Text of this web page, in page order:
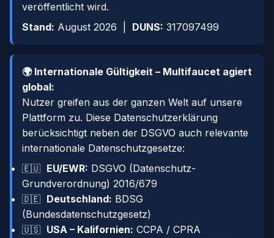
veröffentlicht wird.
Stand: August 2026 | DUNS: 317097499
🌍 Internationale Gültigkeit – Multifaucet agiert
global:
Nutzer greifen aus der ganzen Welt auf unsere
Plattform zu. Diese Datenschutzerklärung
berücksichtigt neben der DSGVO auch relevante
internationale Datenschutzgesetze:
🇪🇺 EU/EWR: DSGVO (Datenschutz-
Grundverordnung) 2016/679
🇩🇪 Deutschland: BDSG
(Bundesdatenschutzgesetz)
🇺🇸 USA – Kalifornien: CCPA / CPRA